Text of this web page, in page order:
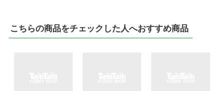
こちらの商品をチェックした人へおすすめ商品